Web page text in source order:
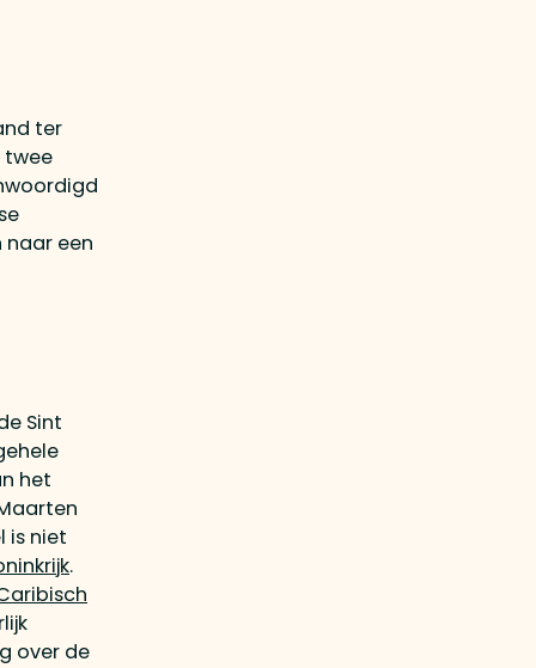
ter
twee
naar een
Sint
het
is niet
.
over de